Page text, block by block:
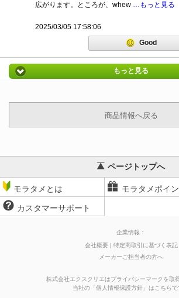
広がります。ところが、whew …もっと見る
2025/03/05 17:58:06
Good
もっと見る
商品情報へ戻る
ページトップへ
モラタメとは モラタメポイ
カスタマーサポート
企業情報：
会社概要
特定商取引に基づく表記
メーカーご担当者の方へ
株式会社エクスクリエはプライバシーマークを取
当社の 「個人情報保護方針 」はこちらで